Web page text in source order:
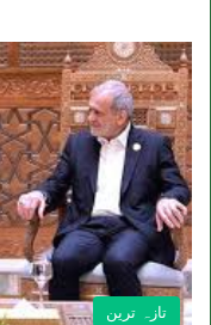
تازہ ترین